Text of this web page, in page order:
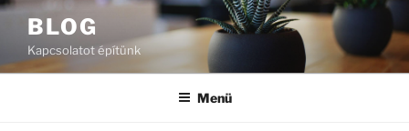
Tartalomhoz
BLOG
Kapcsolatot építünk
Menü